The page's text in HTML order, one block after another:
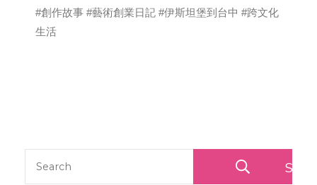
#創作故事 #藝術創業日記 #伊斯坦堡到台中 #跨文化
生活